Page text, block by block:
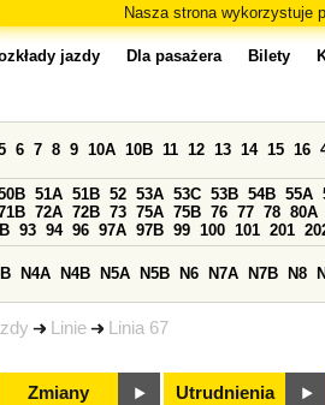
Nasza strona wykorzystuje
Linie Linia 67
jazdy Dla pasażera Bilety
6 7 8 9 10A 10B 11 12 13 14 15 16
51A 51B 52 53A 53C 53B 54B 55A
72A 72B 73 75A 75B 76 77 78 80A
93 94 96 97A 97B 99 100 101 201
N4A N4B N5A N5B N6 N7A N7B N8
Zmiany Utrudnienia